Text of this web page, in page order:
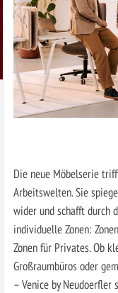
Die neue Möbelserie
Arbeitswelten. Sie
wider und schafft durch
individuelle Zonen:
Zonen für Privates. Ob
Großraumbüros oder
– Venice by